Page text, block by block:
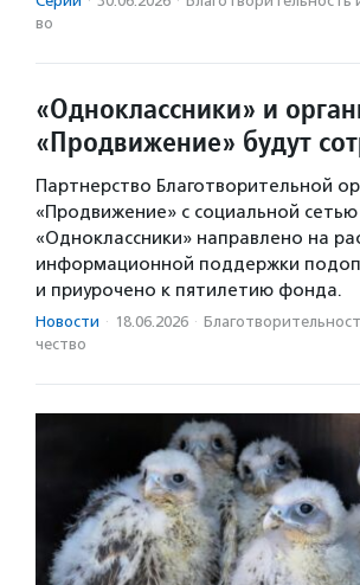
во
«Одноклассники» и
«Продвижение» будут
Партнерство Благотворительной
«Продвижение» с социальной сетью
«Одноклассники» направлено на
информационной поддержки
и приурочено к пятилетию фонда.
Новости · 18.06.2026 ·
чест­во